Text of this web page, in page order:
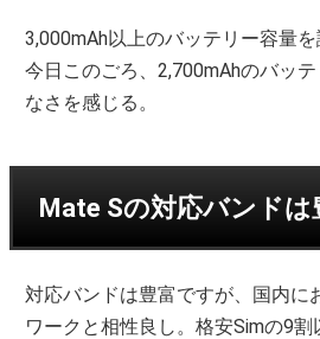
3,000mAh以上のバッテリー容量
今日このごろ、2,700mAhのバッ
なさを感じる。
Mate Sの対応バンドは
対応バンドは豊富ですが、国内に
ワークと相性良し。格安Simの9